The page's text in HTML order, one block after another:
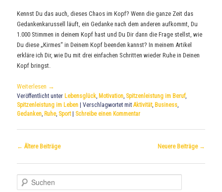
Kennst Du das auch, dieses Chaos im Kopf? Wenn die ganze Zeit das
Gedankenkarussell läuft, ein Gedanke nach dem anderen aufkommt, Du
1.000 Stimmen in deinem Kopf hast und Du Dir dann die Frage stellst, wie
Du diese „Kirmes“ in Deinem Kopf beenden kannst? In meinem Artikel
erkläre ich Dir, wie Du mit drei einfachen Schritten wieder Ruhe in Deinen
Kopf bringst.
Weiterlesen →
Veröffentlicht unter Lebensglück, Motivation, Spitzenleistung im Beruf,
Spitzenleistung im Leben
|Verschlagwortet mit Aktivität, Business,
Gedanken, Ruhe, Sport Schreibe einen Kommentar
Beitrags-
← Ältere Beiträge Neuere Beiträge →
u